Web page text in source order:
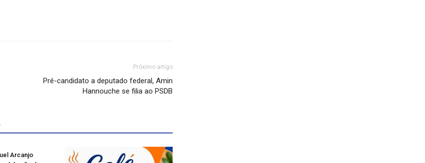
Próximo artigo
Pré-candidato a deputado federal, Amin
Hannouche se filia ao PSDB
Arcanjo